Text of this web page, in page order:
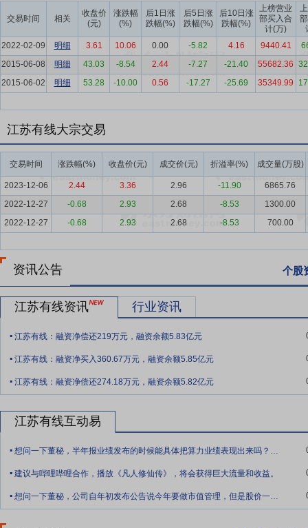
文化服务主阵地、智慧社会建设主力军的使命任务，加快建设适应中
经济发展和文化强省建设贡献力量。
要点4：有线广播电视传输行业
随着技术发展和文化消费方式多样
分，不断加剧有线电视用户流失。截至2025年底，互联网视频年度付
到88.3%。IPTV、OTT用户也增长迅猛，分别达到4.08亿户和3亿户
2025年底，全国有线电视实际用户2.07亿户，其中有线数字电视实际
加。
要点5：“党媒政网民屏”属性与全省一体化运营网络构成的坚实基础与
势。公司作为省属骨干文化科技企业，承担着广播电视安全传输与舆
程）中不可替代的信任背书和深度参与权。同时，公司拥有江苏省内
地构建了“两地三中心”的算力云网资源池。这种“物理网络广度覆盖+
理基石和核心资产，竞争对手难以在短期内复制。
要点6：“文化+科技”深度融合驱动的多元化业务生态与持续创新能力
云、城市数字博物馆等多个标杆项目，“5G+应急广播”项目获国家级
要点7：
覆盖全省城乡、深入基层的服务体系和公司高效治理能力达成
高水平客户服务水平。公司拥有深入全省城乡的线下服务体系与网格
“零差错”，并首发ESG报告推动评级跃升至A级，成功举办首次线上
供了坚实的内部管理与外部信任基础。
交易时间 相关
收盘价
(元)
涨跌幅
(%)
后1日涨
跌幅(%)
后5日涨
跌幅(%)
后10日涨
跌幅(%)
上榜营业
部买入合
计(万)
2022-02-09
明细 3.61 10.06 0.00 -5.82 4.16 9440.41
2015-06-08
明细 43.03 -8.54 2.44 -7.27 -21.40 55682.36
2015-06-02
明细 53.28 -10.00 0.56 -17.27 -25.69 35349.99
江苏有线大宗交易
交易时间 涨跌幅(%) 收盘价(元) 成交价(元) 折溢率(%) 成交量(万股)
2023-12-06 2.44 3.36 2.96 -11.90
6865.76
2022-12-27
-0.68 2.93 2.68 -8.53
1300.00
2022-12-27
-0.68 2.93 2.68 -8.53 700.00
资讯公告 个股
江苏有线资讯 行业资讯
. 江苏有线：融资净偿还219万元，融资余额5.83亿元
. 江苏有线：融资净买入360.67万元，融资余额5.85亿元
. 江苏有线：融资净偿还274.18万元，融资余额5.82亿元
江苏有线互动易
. 想问一下董秘，半年报业绩发布的时候能具体把算力业绩表现出来吗？能单独的发布吗
. 建议与哔哩哔哩合作，播放《凡人修仙传》，将会获得巨大流量和收益。
. 想问一下董秘，公司自年初发布公告说今年要做市值管理，但是股价一直单边下跌，而集团